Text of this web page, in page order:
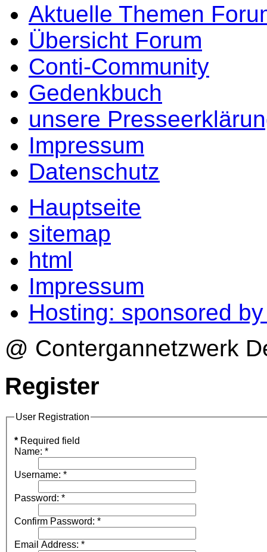
Aktuelle Themen
Übersicht Forum
Conti-Community
Gedenkbuch
unsere
Impressum
Datenschutz
Hauptseite
sitemap
html
Impressum
Hosting: sponsored
@ Contergannetzwerk
Register
User Registration
* Required field
Name: *
Username: *
Password: *
Confirm Password: *
Email Address: *